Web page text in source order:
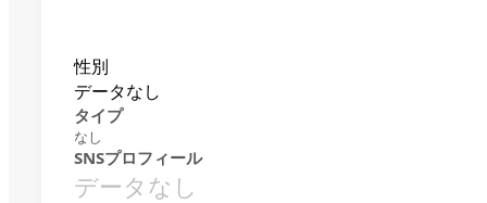
性別
データなし
タイプ
なし
SNSプロフィール
データなし